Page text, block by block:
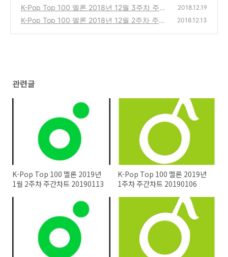
20181223
(0)
K-Pop Top 100 멜론 2018년 12월 3주차 주간
차트 20181216
(0)
2018.12.19
K-Pop Top 100 멜론 2018년 12월 2주차 주간
2018.12.13
관련글
K-Pop Top 100 멜론 2019년
1월 2주차 주간차트 20190113
K-Pop Top 100 멜론 2019년
1주차 주간차트 20190106